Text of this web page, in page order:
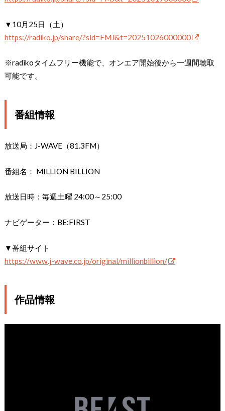
▼10月25日（土）
https://radiko.jp/share/?sid=FMJ&t=20251026000000
※radikoタイムフリー機能で、オンエア開始後から一週間聴取
可能です。
番組情報
放送局：J-WAVE（81.3FM）
番組名： MILLION BILLION
放送日時：毎週土曜 24:00～25:00
ナビゲーター：BE:FIRST
▼番組サイト
https://www.j-wave.co.jp/original/millionbillion/
作品情報